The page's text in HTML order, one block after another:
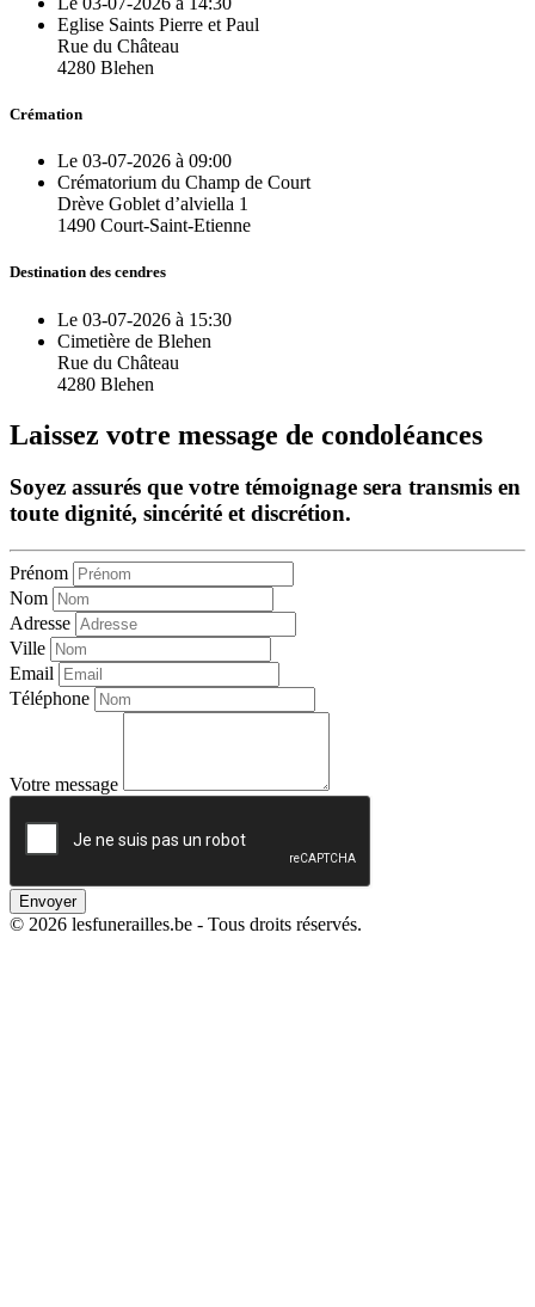
Eglise Saints Pierre et Paul
Rue du Château
4280 Blehen
Crémation
Le 03-07-2026 à 09:00
Crématorium du Champ de Court
Drève Goblet d’alviella 1
1490 Court-Saint-Etienne
Destination des cendres
Le 03-07-2026 à 15:30
Cimetière de Blehen
Rue du Château
4280 Blehen
Laissez votre message de condoléances
Soyez assurés que votre témoignage sera transmis en
toute dignité, sincérité et discrétion.
Prénom
Nom
Adresse
Ville
Email
Téléphone
Votre message
Envoyer
© 2026 lesfunerailles.be - Tous droits réservés.